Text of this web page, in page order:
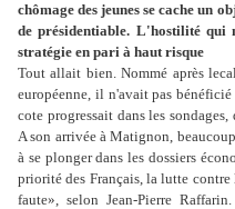
chômage des jeunes se cache un
de présidentiable. L'hostilité qui
stratégie en pari à haut risque
Tout allait bien. Nommé après
européenne, il n'avait pas
cote progressait dans les
A son arrivée à Matignon,
à se plonger dans les dossiers
priorité des Français, la lutte
faute», selon Jean-Pierre